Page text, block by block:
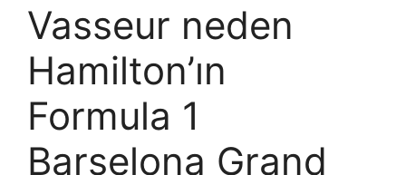
Vasseur neden
Hamilton’ın
Formula 1
Barselona Grand